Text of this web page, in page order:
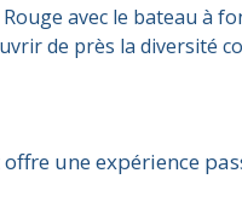
avec le bateau à
de près la diversité
une expérience